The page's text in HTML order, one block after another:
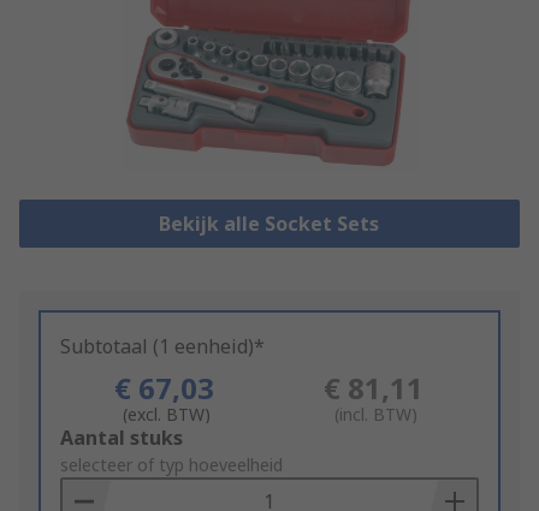
Bekijk alle Socket Sets
Subtotaal (1 eenheid)*
€ 67,03
(excl. BTW)
€ 81,11
(incl. BTW)
Add
to
Basket
Aantal stuks
selecteer of typ hoeveelheid